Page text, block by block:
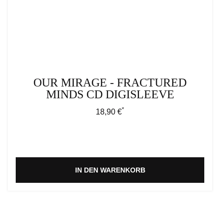
OUR MIRAGE - FRACTURED
MINDS CD DIGISLEEVE
Regulärer Preis:
18,90 €*
IN DEN WARENKORB